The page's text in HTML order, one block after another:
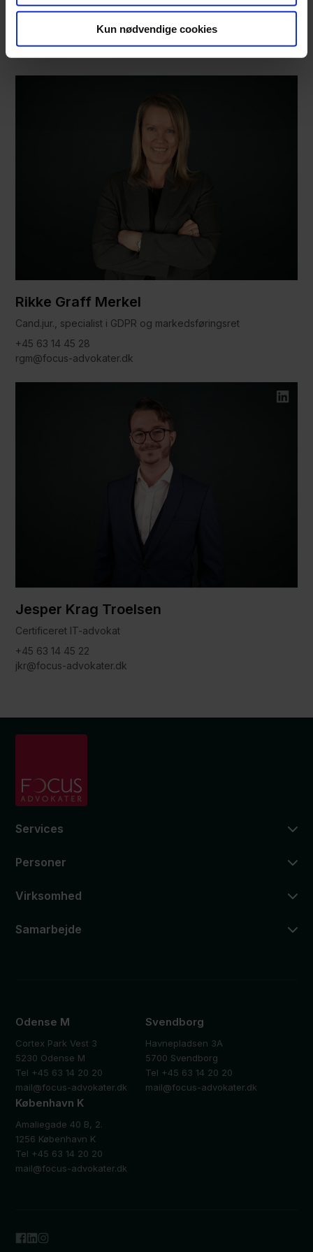
Kun nødvendige cookies
Kontakt
Rikke Graff Merkel
Cand.jur., specialist i GDPR og markedsføringsret
+45 63 14 45 28
rgm@focus-advokater.dk
Jesper Krag Troelsen
Certificeret IT-advokat
+45 63 14 45 22
jkr@focus-advokater.dk
Services
Personer
Virksomhed
Samarbejde
Odense M
Cortex Park Vest 3
5230 Odense M
Tel +45 63 14 20 20
mail@focus-advokater.dk
Svendborg
Havnepladsen 3A
5700 Svendborg
Tel +45 63 14 20 20
mail@focus-advokater.dk
København K
Amaliegade 40 B, 2.
1256 København K
Tel +45 63 14 20 20
mail@focus-advokater.dk